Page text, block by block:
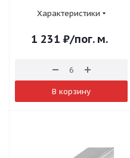
Характеристики
1 231 ₽/пог. м.
В корзину